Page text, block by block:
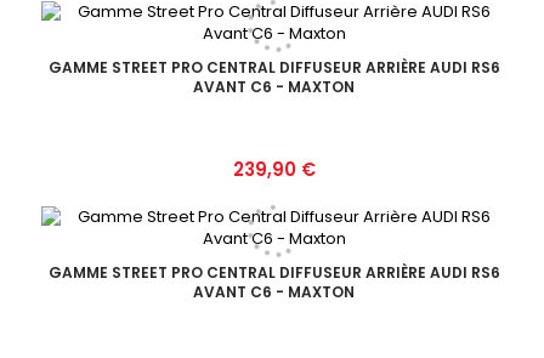
GAMME STREET PRO CENTRAL DIFFUSEUR ARRIÈRE AUDI RS6
AVANT C6 - MAXTON
Prix
239,90 €
GAMME STREET PRO CENTRAL DIFFUSEUR ARRIÈRE AUDI RS6
AVANT C6 - MAXTON